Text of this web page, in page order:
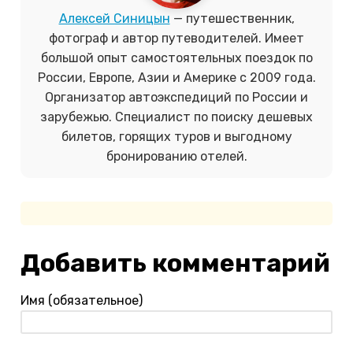
Алексей Синицын — путешественник,
фотограф и автор путеводителей. Имеет
большой опыт самостоятельных поездок по
России, Европе, Азии и Америке с 2009 года.
Организатор автоэкспедиций по России и
зарубежью. Специалист по поиску дешевых
билетов, горящих туров и выгодному
бронированию отелей.
Добавить комментарий
Имя (обязательное)